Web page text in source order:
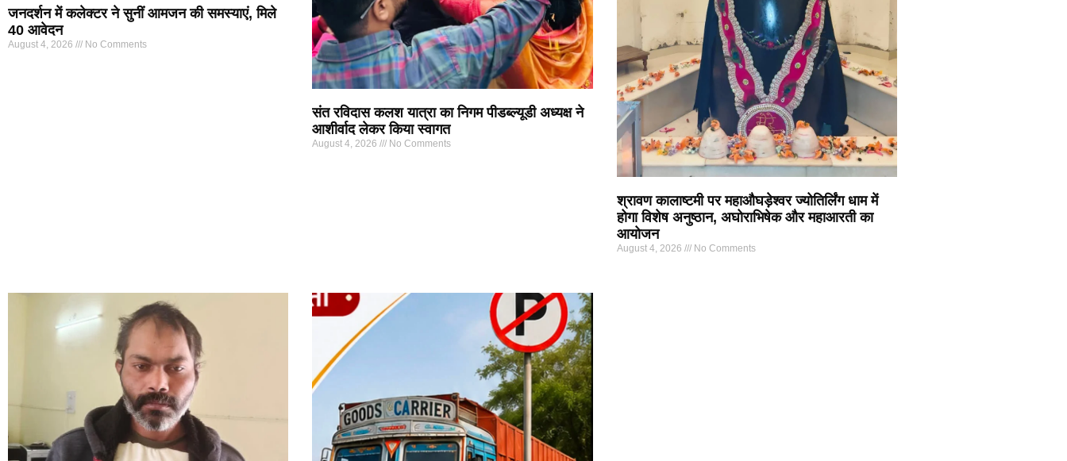
जनदर्शन में कलेक्टर ने सुनीं आमजन की समस्याएं, मिले
40 आवेदन
August 4, 2026 No Comments
संत रविदास कलश यात्रा का निगम पीडब्ल्यूडी अध्यक्ष ने
आशीर्वाद लेकर किया स्वागत
August 4, 2026 No Comments
श्रावण कालाष्टमी पर महाऔघड़ेश्वर ज्योतिर्लिंग धाम में
होगा विशेष अनुष्ठान, अघोराभिषेक और महाआरती का
आयोजन
August 4, 2026 No Comments